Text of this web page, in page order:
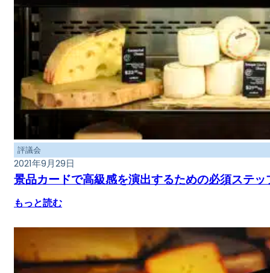
評議会
2021年9月29日
景品カードで高級感を演出するための必須ステッ
もっと読む